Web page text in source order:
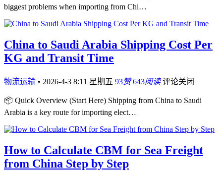
biggest problems when importing from Chi…
China to Saudi Arabia Shipping Cost Per
KG and Transit Time
物流运输 • 2026-4-3 8:11 星期五 93赞 643阅读 评论关闭
📦 Quick Overview (Start Here) Shipping from China to Saudi
Arabia is a key route for importing elect…
How to Calculate CBM for Sea Freight
from China Step by Step